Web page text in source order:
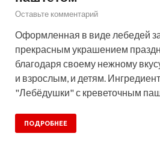
Оставьте комментарий
Оформленная в виде лебедей
прекрасным украшением
благодаря своему нежному
и взрослым, и детям.
"Лебёдушки" с креветочным
ПОДРОБНЕЕ